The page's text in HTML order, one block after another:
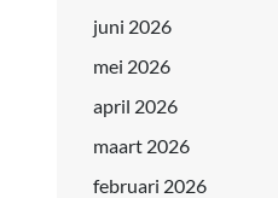
juni 2026
mei 2026
april 2026
maart 2026
februari 2026